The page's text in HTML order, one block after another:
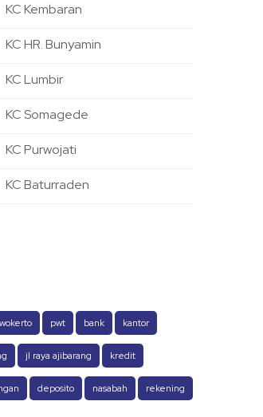
KC Kembaran
KC HR. Bunyamin
KC Lumbir
KC Somagede
KC Purwojati
KC Baturraden
pwt bank kantor
jl raya ajibarang kredit
deposito nasabah rekening